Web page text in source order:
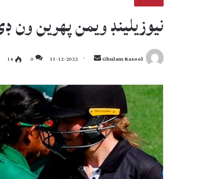
نيوزيلينڊ ويمن
Ghulam Rasool
Send
email
11-12-2022
0
14